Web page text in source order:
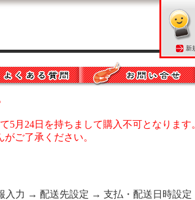
新
5月24日を持ちまして購入不可となります。
ご了承ください。
入力 → 配送先設定 → 支払・配送日時設